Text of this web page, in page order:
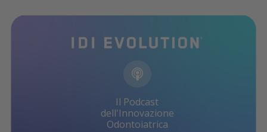
Il Podcast
dell'Innovazione
Odontoiatrica